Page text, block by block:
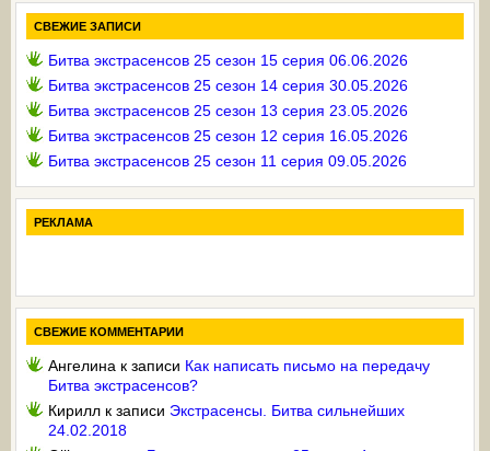
СВЕЖИЕ ЗАПИСИ
Битва экстрасенсов 25 сезон 15 серия 06.06.2026
Битва экстрасенсов 25 сезон 14 серия 30.05.2026
Битва экстрасенсов 25 сезон 13 серия 23.05.2026
Битва экстрасенсов 25 сезон 12 серия 16.05.2026
Битва экстрасенсов 25 сезон 11 серия 09.05.2026
РЕКЛАМА
СВЕЖИЕ КОММЕНТАРИИ
Ангелина к записи Как написать письмо на передачу
Битва экстрасенсов?
Кирилл к записи Экстрасенсы. Битва сильнейших
24.02.2018